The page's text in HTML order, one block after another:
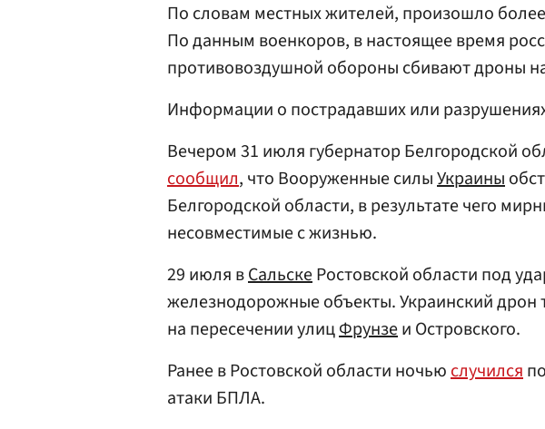
По словам местных жителей, произошло
По данным военкоров, в настоящее время
противовоздушной обороны сбивают дроны
Информации о пострадавших или
Вечером 31 июля губернатор Белгородской
сообщил, что Вооруженные силыУкраины
Белгородской области, в результате чего
несовместимые с жизнью.
29 июля вСальскеРостовской области под
железнодорожные объекты. Украинский дрон
на пересечении улицФрунзеи Островского.
Ранее в Ростовской области ночьюслучился
атаки БПЛА.